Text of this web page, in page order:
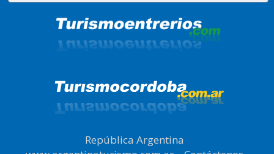
República Argentina